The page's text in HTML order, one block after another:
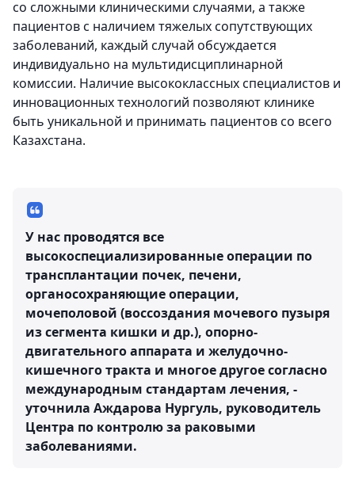
со сложными клиническими случаями, а также
пациентов с наличием тяжелых сопутствующих
заболеваний, каждый случай обсуждается
индивидуально на мультидисциплинарной
комиссии. Наличие высококлассных специалистов и
инновационных технологий позволяют клинике
быть уникальной и принимать пациентов со всего
Казахстана.
У нас проводятся все
высокоспециализированные операции по
трансплантации почек, печени,
органосохраняющие операции,
мочеполовой (воссоздания мочевого пузыря
из сегмента кишки и др.), опорно-
двигательного аппарата и желудочно-
кишечного тракта и многое другое согласно
международным стандартам лечения, -
уточнила Аждарова Нургуль, руководитель
Центра по контролю за раковыми
заболеваниями.